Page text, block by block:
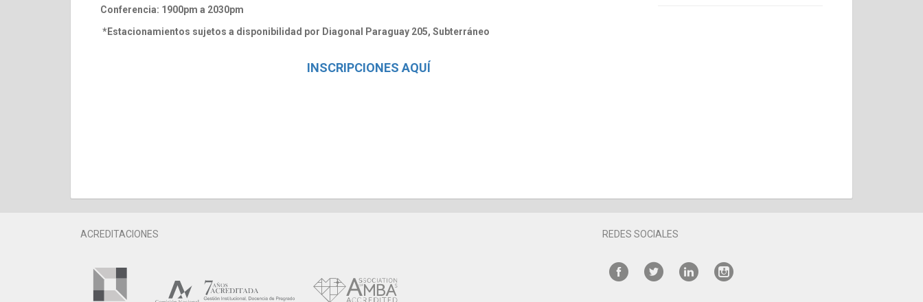
Conferencia: 1900pm a 2030pm
*Estacionamientos sujetos a disponibilidad por Diagonal Paraguay 205, Subterráneo
INSCRIPCIONES AQUÍ
ACREDITACIONES REDES SOCIALES